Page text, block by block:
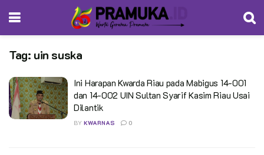
Tag: uin suska
Ini Harapan Kwarda Riau pada Mabigus 14-001
dan 14-002 UIN Sultan Syarif Kasim Riau Usai
Dilantik
BY KWARNAS 0